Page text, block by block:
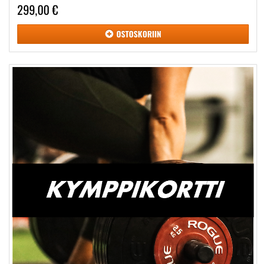
299,00 €
OSTOSKORIIN